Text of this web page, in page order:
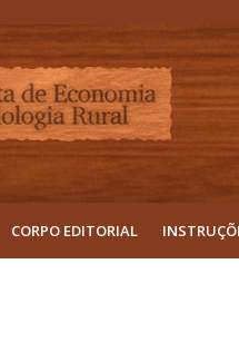
CORPO EDITORIAL